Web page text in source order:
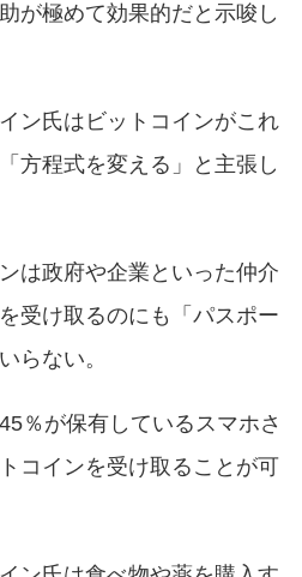
が極めて効果的だと示唆し
ン氏はビットコインがこれ
方程式を変える」と主張し
は政府や企業といった仲介
受け取るのにも「パスポー
らない。
％が保有しているスマホさ
コインを受け取ることが可